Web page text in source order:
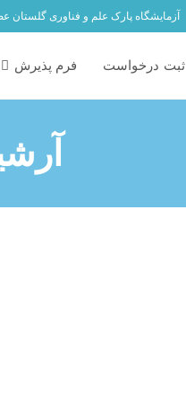
آزمایشگاه پارک علم و فناوری گلستان
ثبت درخواست فرم پذیرش